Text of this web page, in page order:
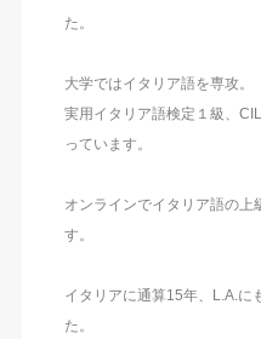
た。
大学ではイタリア語を専攻。
実用イタリア語検定１級、
っています。
オンラインでイタリア語の上
す。
イタリアに通算15年、L.A.に
た。